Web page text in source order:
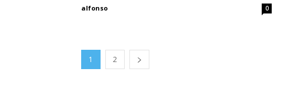
alfonso 0
1 2